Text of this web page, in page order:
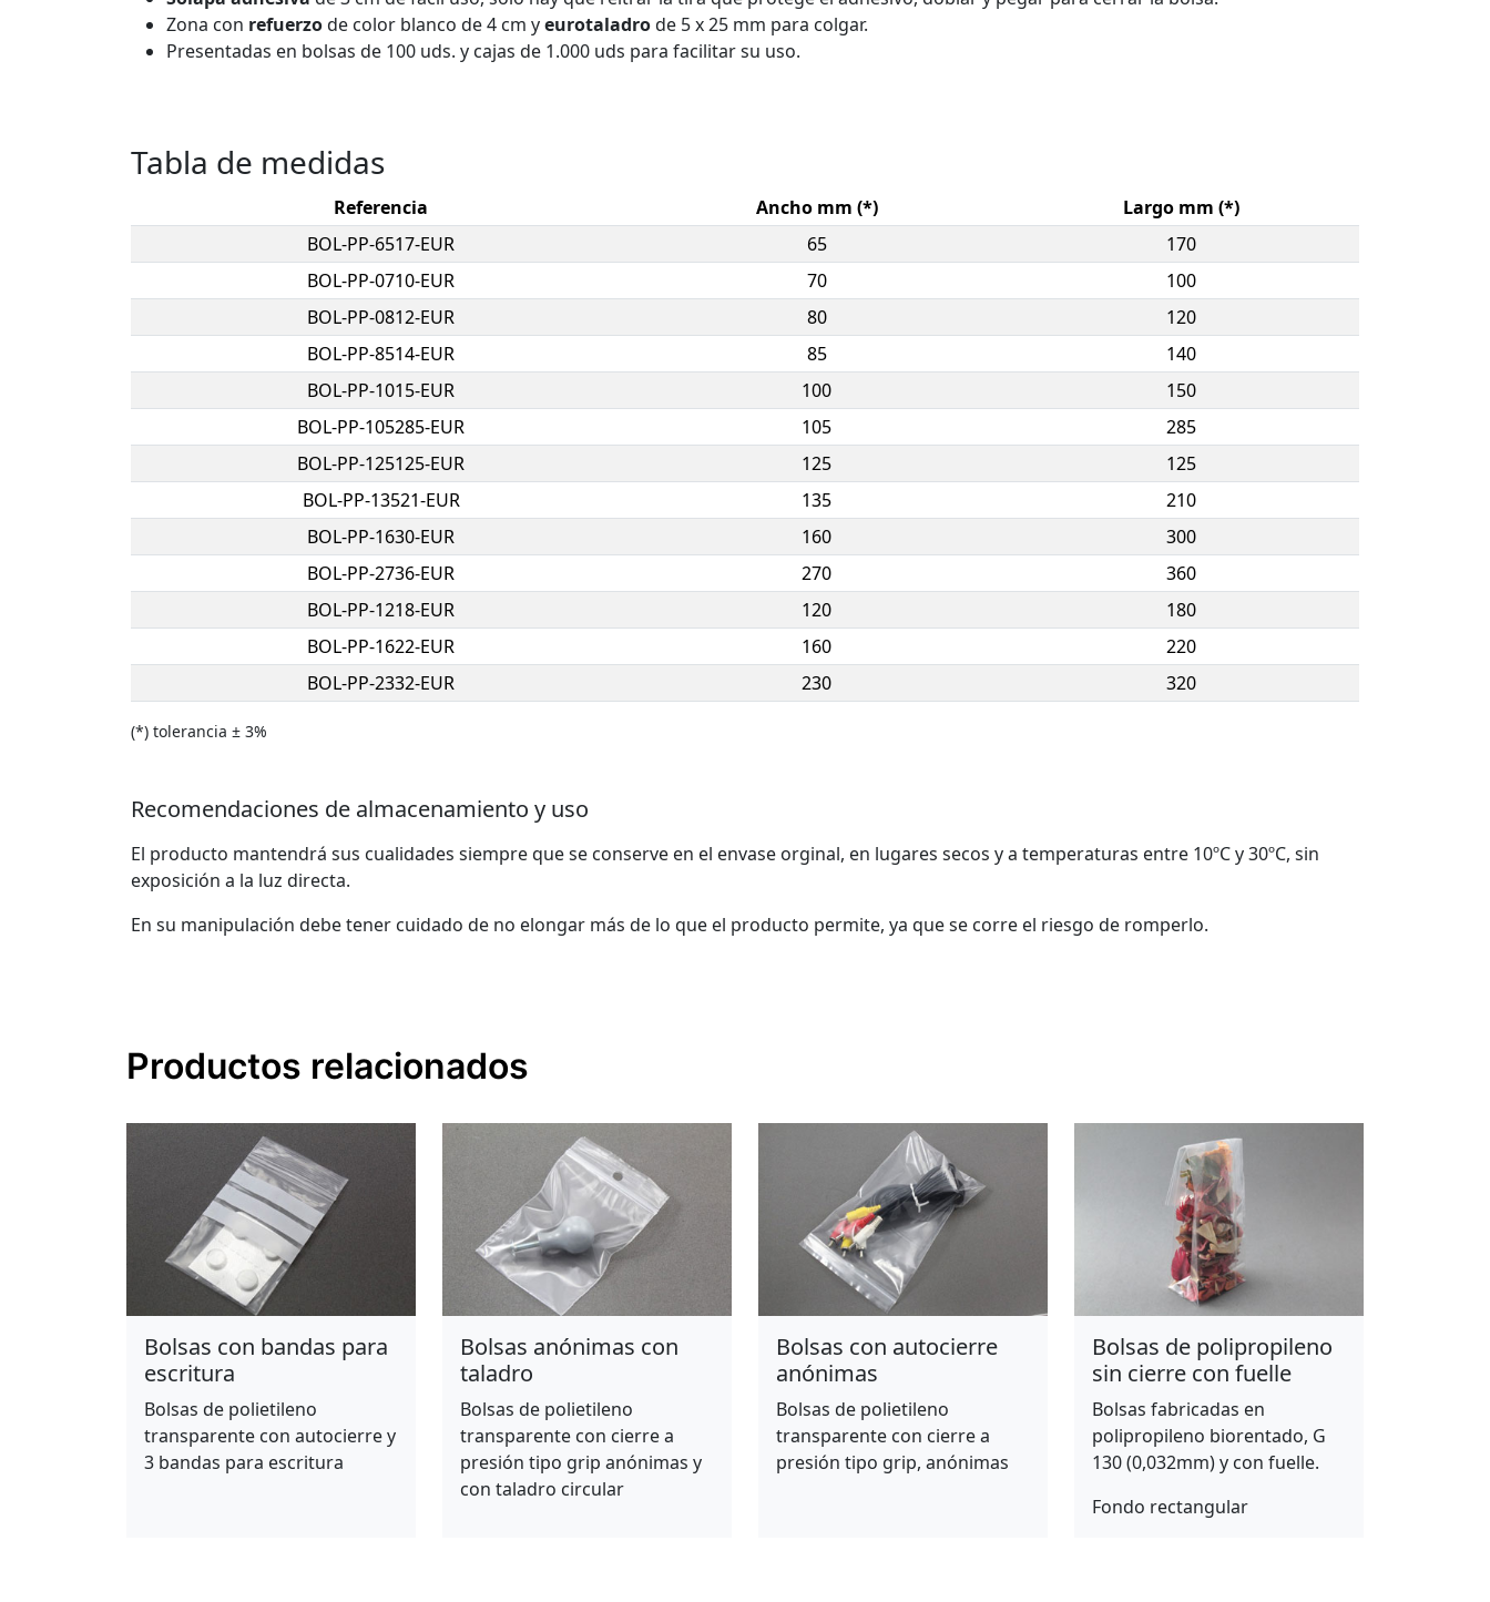
Zona con refuerzode color blanco de 4 cm yeurotaladrode 5 x 25 mm para colgar.
Presentadas en bolsas de 100 uds. y cajas de 1.000 uds para facilitar su uso.
Tabla de medidas
Referencia Ancho mm (*)
Largo mm (*)
BOL-PP-6517-EUR
65
170
BOL-PP-0710-EUR
70
100
BOL-PP-0812-EUR
80
120
BOL-PP-8514-EUR
85
140
BOL-PP-1015-EUR
100
150
BOL-PP-105285-EUR
105
285
BOL-PP-125125-EUR
125
125
BOL-PP-13521-EUR
135
210
BOL-PP-1630-EUR
160
300
BOL-PP-2736-EUR
270
360
BOL-PP-1218-EUR
120
180
BOL-PP-1622-EUR
160
220
BOL-PP-2332-EUR
230 320
(*) tolerancia ± 3%
Recomendaciones de almacenamiento y uso
El producto mantendrá sus cualidades siempre que se conserve en el envase orginal, en lugares secos y a temperaturas entre 10ºC y 30ºC, sin
exposición a la luz directa.
En su manipulación debe tener cuidado de no elongar más de lo que el producto permite, ya que se corre el riesgo de romperlo.
Productos relacionados
Bolsas con bandas para
escritura
Bolsas de polietileno
transparente con autocierre y
3 bandas para escritura
Bolsas anónimas con
taladro
Bolsas de polietileno
transparente con cierre a
presión tipo grip anónimas y
con taladro circular
Bolsas con autocierre
anónimas
Bolsas de polietileno
transparente con cierre a
presión tipo grip, anónimas
Bolsas de polipropileno
sin cierre con fuelle
Bolsas fabricadas en
polipropileno biorentado, G
130 (0,032mm) y con fuelle.
Fondo rectangular